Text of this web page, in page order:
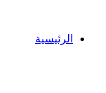
الرئيسية